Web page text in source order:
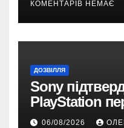
КОМЕНТАРІВ НЕМАЄ
ДОЗВІЛЛЯ
Sony
PlayStation
на цифрові
06/08/2026